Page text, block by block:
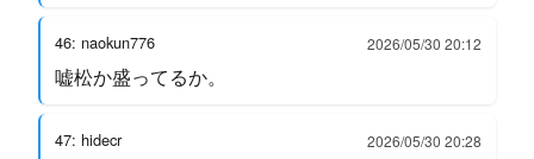
46: naokun776 2026/05/30 20:12
嘘松か盛ってるか。
47: hidecr 2026/05/30 20:28